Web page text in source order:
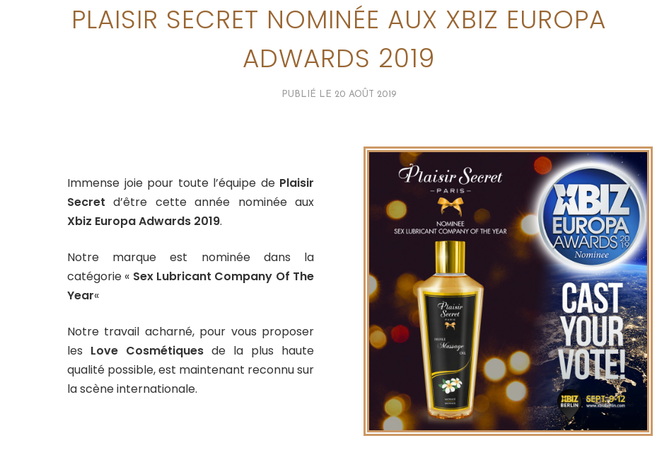
PLAISIR SECRET NOMINÉE AUX XBIZ EUROPA
ADWARDS 2019
PUBLIÉ LE 20 AOÛT 2019
Immense joie pour toute l’équipe de Plaisir
Secret d’être cette année nominée aux
Xbiz Europa Adwards 2019.
Notre marque est nominée dans la
catégorie « Sex Lubricant Company Of The
Year«
Notre travail acharné, pour vous proposer
les Love Cosmétiques de la plus haute
qualité possible, est maintenant reconnu sur
la scène internationale.